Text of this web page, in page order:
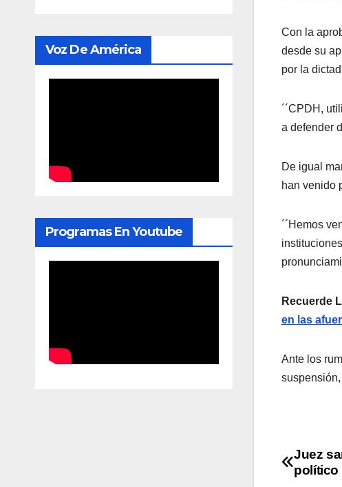
Voz De América
Programas En Youtube
Con la
desde su
por la
´´CPDH,
a defender
De igual
han venido
´´Hemos
Recuerde
en las
Ante los
Juez
político